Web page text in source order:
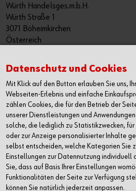
Würth Handelsges.m.b.H.
Würth Straße 1
3071 Böheimkirchen
Österreich
F: +43 50 8242 53333
info@wuerth.at
oder wenden Sie sich an einen Würth
Würth Shop finden
Verkauf nur an Unternehmer,
und öffentliche Institutionen, nicht
Sinne des § 1 Abs. 1 Z 2 KSchG. Alle
Angebot freibleibend. Preisirrtümer
vorbehalten.
Datenschutz und Cookies
Mit Klick auf den Button erlauben Sie uns,
Webseiten-Erlebnis und einfache
zählen Cookies, die für den Betrieb der
unserer Dienstleistungen und
solche, die lediglich zu Statistikzwecken,
oder zur Anzeige personalisierter Inhalte
selbst entscheiden, welche Kategorien Sie
Einstellungen zur Datennutzung individuell
Sie, dass auf Basis Ihrer Einstellungen
Funktionalitäten der Seite zur Verfügung
können Sie natürlich jederzeit anpassen.